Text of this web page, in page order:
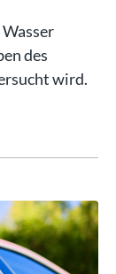
des
wird.